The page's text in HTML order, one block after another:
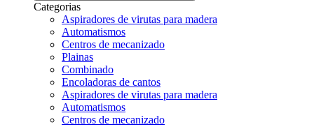
Categorias
Aspiradores de virutas para madera
Automatismos
Centros de mecanizado
Plainas
Combinado
Encoladoras de cantos
Aspiradores de virutas para madera
Automatismos
Centros de mecanizado